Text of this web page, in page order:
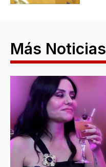
Más Noticias